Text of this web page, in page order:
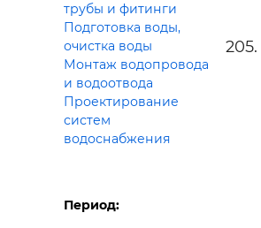
трубы и фитинги
Подготовка воды,
очистка воды
Монтаж водопровода
и водоотвода
Проектирование
систем
водоснабжения
Период: